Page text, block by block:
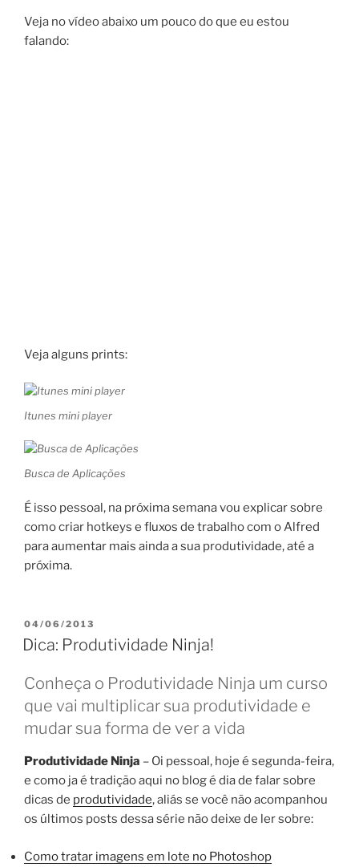
Veja no vídeo abaixo um pouco do que eu estou
falando:
Veja alguns prints:
Itunes mini player
Busca de Aplicações
É isso pessoal, na próxima semana vou explicar sobre
como criar hotkeys e fluxos de trabalho com o Alfred
para aumentar mais ainda a sua produtividade, até a
próxima.
PUBLICADO
EM
04/06/2013
Dica: Produtividade Ninja!
Conheça o Produtividade Ninja um curso
que vai multiplicar sua produtividade e
mudar sua forma de ver a vida
Produtividade Ninja – Oi pessoal, hoje é segunda-feira,
e como ja é tradição aqui no blog é dia de falar sobre
dicas de produtividade, aliás se você não acompanhou
os últimos posts dessa série não deixe de ler sobre:
Como tratar imagens em lote no Photoshop